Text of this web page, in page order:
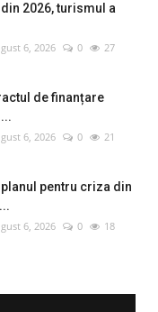
2026, turismul a
6, 2026 0 27
de finanțare
6, 2026 0 21
pentru criza din
6, 2026 0 18